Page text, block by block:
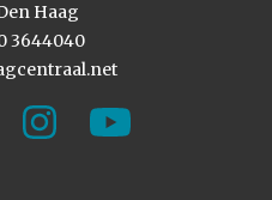
Haag
3644040